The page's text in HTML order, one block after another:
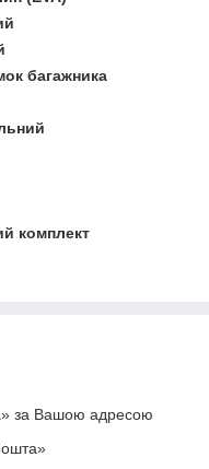
багажника
комплект
за Вашою адресою